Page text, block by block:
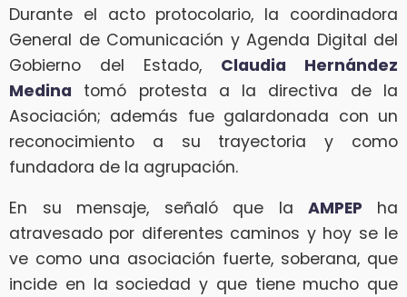
Durante el acto protocolario, la coordinadora
General de Comunicación y Agenda Digital del
Gobierno del Estado, Claudia Hernández
Medina tomó protesta a la directiva de la
Asociación; además fue galardonada con un
reconocimiento a su trayectoria y como
fundadora de la agrupación.
En su mensaje, señaló que laAMPEP ha
atravesado por diferentes caminos y hoy se le
ve como una asociación fuerte, soberana, que
incide en la sociedad y que tiene mucho que